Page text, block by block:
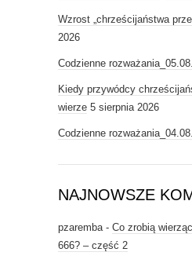
Wzrost „chrześcijaństwa
2026
Codzienne
Kiedy przywódcy
wierze 5 sierpnia 2026
Codzienne
NAJNOWSZE
pzaremba- Co zrobią
666? – część 2